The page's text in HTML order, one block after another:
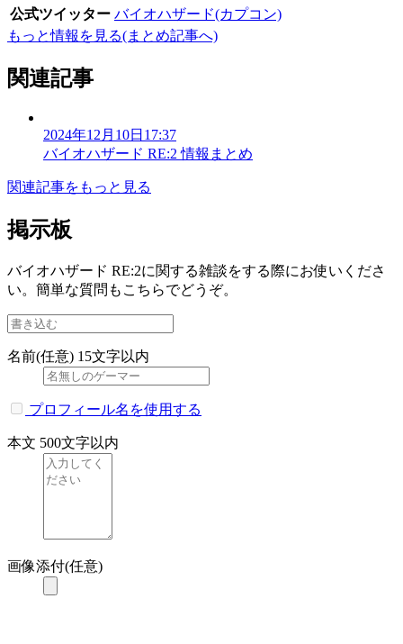
公式ツイッター バイオハザード(カプコン)
もっと情報を見る(まとめ記事へ)
関連記事
2024年12月10日17:37
バイオハザード RE:2 情報まとめ
関連記事をもっと見る
掲示板
バイオハザード RE:2に関する雑談をする際にお使いくださ
い。簡単な質問もこちらでどうぞ。
名前(任意) 15文字以内
プロフィール名を使用する
本文 500文字以内
画像添付(任意)